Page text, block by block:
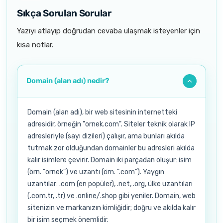
Sıkça Sorulan Sorular
Yazıyı atlayıp doğrudan cevaba ulaşmak isteyenler için
kısa notlar.
Domain (alan adı) nedir?
Domain (alan adı), bir web sitesinin internetteki
adresidir, örneğin "ornek.com". Siteler teknik olarak IP
adresleriyle (sayı dizileri) çalışır, ama bunları akılda
tutmak zor olduğundan domainler bu adresleri akılda
kalır isimlere çevirir. Domain iki parçadan oluşur: isim
(örn. "ornek") ve uzantı (örn. ".com"). Yaygın
uzantılar: .com (en popüler), .net, .org, ülke uzantıları
(.com.tr, .tr) ve .online/.shop gibi yeniler. Domain, web
sitenizin ve markanızın kimliğidir; doğru ve akılda kalır
bir isim seçmek önemlidir.